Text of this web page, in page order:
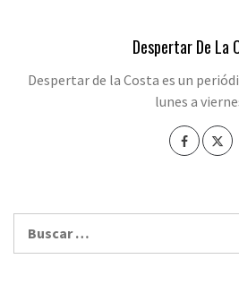
Despertar De La
Despertar de la Costa es un
lunes a